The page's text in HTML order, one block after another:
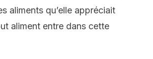
aliments qu’elle appréciait
aliment entre dans cette